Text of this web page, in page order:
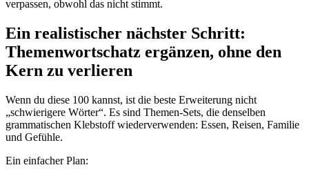
verpassen, obwohl das nicht stimmt.
Ein realistischer nächster Schritt:
Themenwortschatz ergänzen, ohne den
Kern zu verlieren
Wenn du diese 100 kannst, ist die beste Erweiterung nicht
„schwierigere Wörter“. Es sind Themen-Sets, die denselben
grammatischen Klebstoff wiederverwenden: Essen, Reisen, Familie
und Gefühle.
Ein einfacher Plan: